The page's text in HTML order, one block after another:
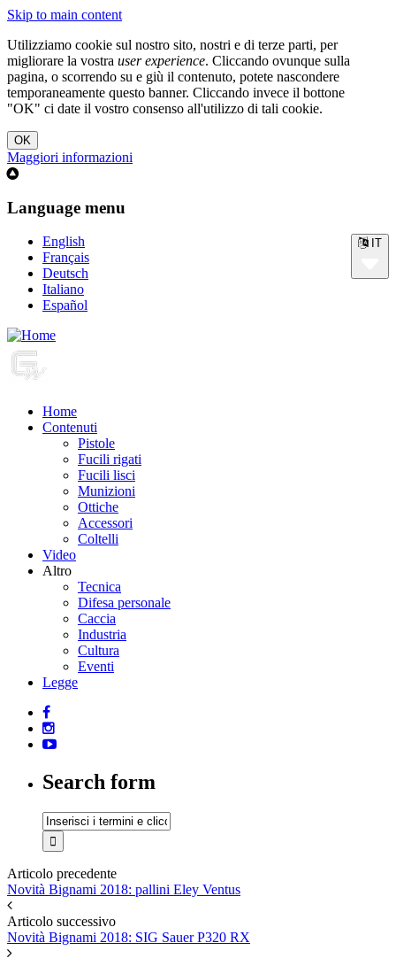
Skip to main content
Utilizziamo cookie sul nostro sito, nostri e di terze parti, per
migliorare la vostra user experience. Cliccando ovunque sulla
pagina, o scorrendo su e giù il contenuto, potete nascondere
temporaneamente questo banner. Cliccando invece il bottone
"OK" ci date il vostro consenso all'utilizzo di tali cookie.
Maggiori informazioni
Language menu
IT
English
Français
Deutsch
Italiano
Español
Home
Contenuti
Pistole
Fucili rigati
Fucili lisci
Munizioni
Ottiche
Accessori
Coltelli
Video
Altro
Tecnica
Difesa personale
Caccia
Industria
Cultura
Eventi
Legge
Search form
Articolo precedente
Novità Bignami 2018: pallini Eley Ventus
Articolo successivo
Novità Bignami 2018: SIG Sauer P320 RX